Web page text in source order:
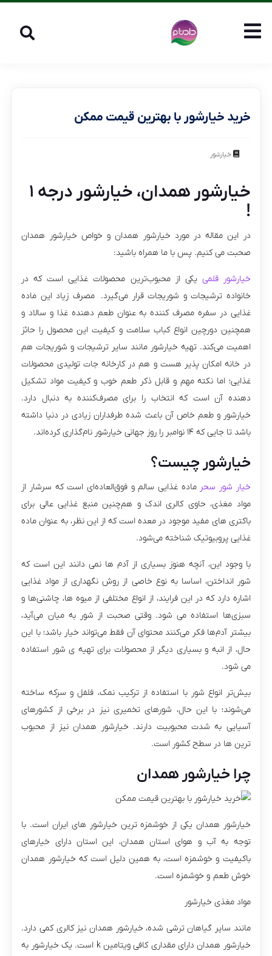
خرید خیارشور با بهترین قیمت ممکن
خیارشور
خیارشور همدان، خیارشور درجه ۱
!
در این مقاله در مورد خیارشور همدان و خواص خیارشور همدان
صحبت می کنیم. پس با ما همراه باشید:
خیارشور قلمی یکی از محبوب‌ترین محصولات غذایی است که در
خانواده ترشیجات و شوریجات قرار می‌گیرد. مصرف زیاد این ماده
غذایی در سفره مصرف کننده به عنوان طعم دهنده غذا و سالاد و
همچنین دورچین انواع کباب سلامت و کیفیت این محصول را حائز
اهمیت می‌کند. تهیه خیارشور مانند سایر ترشیجات و شور­یجات هم
در خانه امکان­ پذیر هست و هم در کارخانه جات تولیدی محصولات
غذایی؛ اما نکته مهم و قابل ذکر طعم خوب و کیفیت مواد تشکیل
دهنده­ آن است که انتخاب را برای مصرف‌­کننده به دنبال دارد.
خیارشور و طعم خاص آن باعث شده طرفداران زیادی در دنیا داشته
باشد تا جایی که ۱۴ نوامبر را روز جهانی خیارشور نام‌گذاری کرده‌­اند.
خیارشور چیست؟
خیار شور سحر ماده‌ غذایی سالم و فوق‌العاده‌ای است که سرشار از
مواد مغذی، حاوی کالری اندک و هم‌چنین منبع غذایی عالی برای
باکتری های مفید موجود در معده است که از این نظر، به عنوان ماده‌
غذایی پروبیوتیک شناخته می‌شود.
با وجود این، آنچه هنوز بسیاری از آدم ها نمی دانند این است که
شور انداختن، اساسا به نوع خاصی از روش نگهداری از مواد غذایی
اشاره دارد که در این فرایند، از انواع مختلفی از میوه ها، چاشنی‌ها و
سبزی‌ها استفاده می شود. وقتی صحبت از شور به میان می‌آید،
بیشتر آدم‌ها فکر می‌کنند محتوای آن فقط می‌تواند خیار باشد؛ با این
حال، از انبه و بسیاری دیگر از محصولات برای تهیه ی شور استفاده
می شود.
بیش‌تر انواع شور با استفاده از ترکیب نمک، فلفل و سرکه ساخته
می‌شوند؛ با این حال، شورهای تخمیری نیز در برخی از کشورهای
آسیایی به شدت محبوبیت دارند. خیارشور همدان نیز از محبوب
ترین ها در سطح کشور است.
چرا خیارشور همدان
خیارشور همدان یکی از خوشمزه ترین خیارشور های ایران است. با
توجه به آب و هوای استان همدان، این استان دارای خیارهای
باکیفیت و خوشمزه است، به همین دلیل است که خیارشور همدان
خوش طعم و خوشمزه است.
مواد مغذی خیارشور
مانند سایر گیاهان ترشی شده، خیارشور همدان نیز کالری کمی دارد.
خیارشور همدان دارای مقداری کافی ویتامین k است. یک خیارشور به